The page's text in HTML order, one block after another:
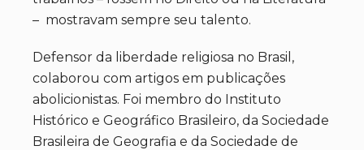
– mostravam sempre seu talento.
Defensor da liberdade religiosa no Brasil,
colaborou com artigos em publicações
abolicionistas. Foi membro do Instituto
Histórico e Geográfico Brasileiro, da Sociedade
Brasileira de Geografia e da Sociedade de